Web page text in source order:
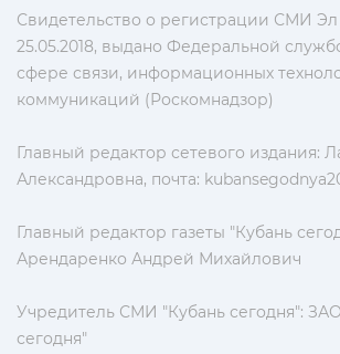
Свидетельство о регистрации СМИ
25.05.2018, выдано Федеральной
сфере связи, информационных
коммуникаций (Роскомнадзор)
Главный редактор сетевого издания:
Александровна, почта:
Главный редактор газеты "Кубань
Арендаренко Андрей Михайлович
Учредитель СМИ "Кубань сегодня":
сегодня"